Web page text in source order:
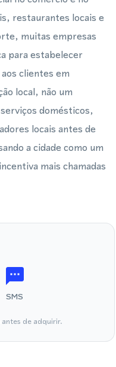
restaurantes locais e
muitas empresas
para estabelecer
clientes em
local, não um
domésticos,
locais antes de
a cidade como um
mais chamadas
SMS
de adquirir.